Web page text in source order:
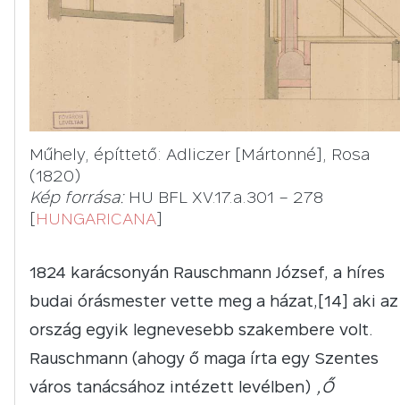
Műhely, építtető: Adliczer [Mártonné], Rosa
(1820)
Kép forrása:HU BFL XV.17.a.301 – 278
[HUNGARICANA]
1824 karácsonyán Rauschmann József, a híres
budai órásmester vette meg a házat,[14] aki az
ország egyik legnevesebb szakembere volt.
Rauschmann (ahogy ő maga írta egy Szentes
város tanácsához intézett levélben) „Ő